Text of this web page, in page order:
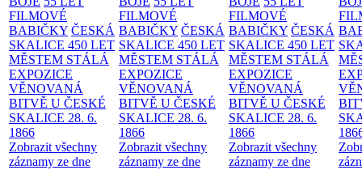
FILMOVÉ
BABIČKY ČESKÁ
SKALICE 450 LET
MĚSTEM STÁLÁ
EXPOZICE
VĚNOVANÁ
BITVĚ U ČESKÉ
SKALICE 28. 6.
1866
Zobrazit všechny
záznamy ze dne
FILMOVÉ
BABIČKY ČESKÁ
SKALICE 450 LET
MĚSTEM STÁLÁ
EXPOZICE
VĚNOVANÁ
BITVĚ U ČESKÉ
SKALICE 28. 6.
1866
Zobrazit všechny
záznamy ze dne
FILMOVÉ
BABIČKY ČESKÁ
SKALICE 450 LET
MĚSTEM STÁLÁ
EXPOZICE
VĚNOVANÁ
BITVĚ U ČESKÉ
SKALICE 28. 6.
1866
Zobrazit všechny
záznamy ze dne